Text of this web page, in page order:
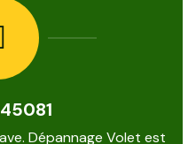
Dépannage Volet est